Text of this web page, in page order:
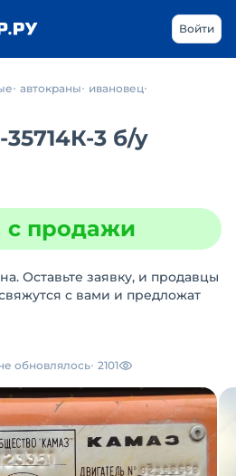
Войти
автокраны
ивановец
3 б/у
с продажи
Оставьте заявку, и продавцы
с вами и предложат
обновлялось 2101